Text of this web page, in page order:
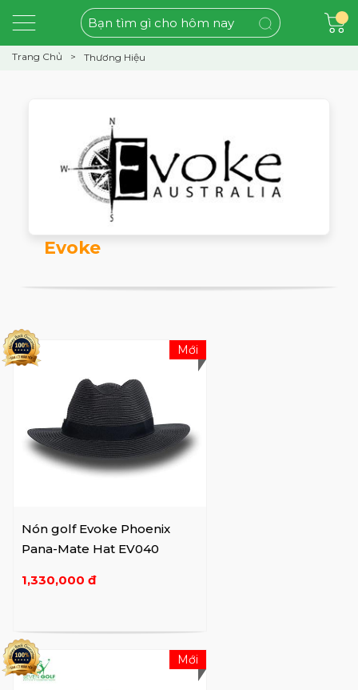
Trang Chủ Thương Hiệu
Evoke
Nón golf Evoke Phoenix
Pana-Mate Hat EV040
1,330,000 đ
Mới
Mới